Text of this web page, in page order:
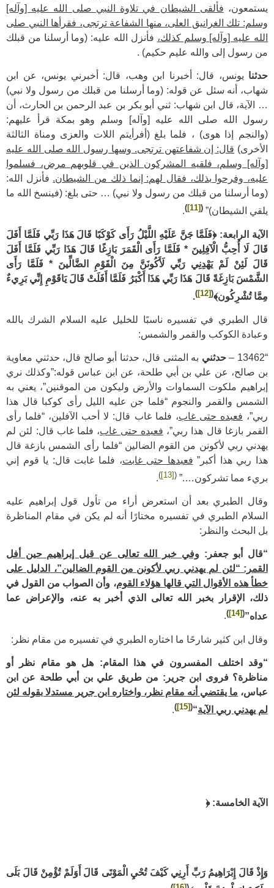
يستمعون، فألقى الشيطان في تلاوة النبي صلى الله عليه [وآله]
وسلم: تلك الغرانيق العلى، منها الشفاعة ترتجى، فقرأها النبي صلى
الله عليه [وآله] وسلم كذلك، فأنزل الله عليه: (وما أرسلنا من قبلك
من رسول إلى والله عليم حكيم) .
حدثنا يونس، قال: أخبرنا ابن وهب، قال: أخبرني يونس، عن ابن
شهاب، أنه سئل عن قوله: (وما أرسلنا من قبلك من رسول ولا نبي)
… الآية، قال ابن شهاب: ثني أبو بكر بن عبد الرحمن بن الحارث، أن
رسول الله صلى الله عليه [وآله] وسلم وهو بمكة قرأ عليهم:
(والنجم إذا هوى) ، فلما بلغ (أفرأيتم اللات والعزى ومناة الثالثة
الأخرى) قال: إن شفاعتهن ترتجى. وسها رسول الله صلى الله عليه
[وآله] وسلم، فلقيه المشركون الذين في قلوبهم مرض، فسلموا
عليه، وفرحوا بذلك، فقال لهم: إنما ذلك من الشيطان. فأنزل الله:
(وما أرسلنا من قبلك من رسول ولا نبي) … حتى بلغ: (فينسخ الله ما
يلقي الشيطان)” (
[11]
)
.
الآية الرابعة: ﴿فَلَمَّا جَنَّ عَلَيْهِ اللَّيْلُ رَأَى كَوْكَبًا قَالَ هَذَا رَبِّي فَلَمَّا أَفَلَ
قَالَ لَا أُحِبُّ الْآفِلِينَ * فَلَمَّا رَأَى الْقَمَرَ بَازِغًا قَالَ هَذَا رَبِّي فَلَمَّا أَفَلَ
قَالَ لَئِنْ لَمْ يَهْدِنِي رَبِّي لَأَكُونَنَّ مِنَ الْقَوْمِ الضَّالِّينَ * فَلَمَّا رَأَى
الشَّمْسَ بَازِغَةً قَالَ هَذَا رَبِّي هَذَا أَكْبَرُ فَلَمَّا أَفَلَتْ قَالَ يَاقَوْمِ إِنِّي بَرِيءٌ
مِمَّا تُشْرِكُون﴾(
[12]
)
.
قال الطبري في تفسيره ناسبًا للخليل عليه السلام الشرك بالله
وعبادة الكوكب والقمر والشمس:
“13462 – حدثني به المثنى قال، حدثنا أبو صالح قال، حدثني معاوية
بن صالح، عن علي بن أبي طلحة، عن ابن عباس قوله:”وكذلك نري
إبراهيم ملكوت السماوات والأرض وليكون من الموقنين”، يعني به
الشمس والقمر والنجوم “فلما جن عليه الليل رأى كوكبا قال هذا
ربي”، فعبده حتى غاب، فلما غاب قال: لا أحب الآفلين، “فلما رأى
القمر بازغا قال هذا ربي”، فعبده حتى غاب، فلما غاب قال: لئن لم
يهدني ربي لأكونن من القوم الضالين “فلما رأى الشمس بازغة قال
هذا ربي هذا أكبر” فعبدها حتى غابت، فلما غابت قال: يا قوم إني
بريء مما تشركون….” (
[13]
)
.
وقال الطبري بعد أن استعرض أراء من تأول قول إبراهيم عليه
السلام الطبري في تفسيره مختارًا أنه لم يكن في مقام المناظرة
بل البحث والنظر:
“قال أبو جعفر:وفي خبر الله تعالى عن قيل إبراهيم حين أفل
القمر: “لئن لم يهدني ربي لأكونن من القوم الضالين”، الدليل على
خطأ هذه الأقوال التي قالها هؤلاء القوم، وأن الصواب من القول في
ذلك، الإقرار بخبر الله تعالى الذي أخبر به عنه، والإعراض عما
عداه”(
[14]
)
.
وقال ابن كثير شارحًا ما اختاره الطبري في تفسيره من مقام نظر:
“وقد اختلف المفسرون في هذا المقام: هل هو مقام نظر أو
مناظرة؟ فروى ابن جرير: من طريق علي بن أبي طلحة عن ابن
عباس، ما يقتضي أنه مقام نظر، واختاره ابن جرير مستدلا بقوله لئن
لم يهدني ربي الآية“
(
[15]
)
.
الآية الخامسة: ﴿
وَإِذْ قَالَ إِبْرَاهِيمُ رَبِّ أَرِنِي كَيْفَ تُحْيِ الْمَوْتَى قَالَ أَوَلَمْ تُؤْمِنْ قَالَ بَلَى